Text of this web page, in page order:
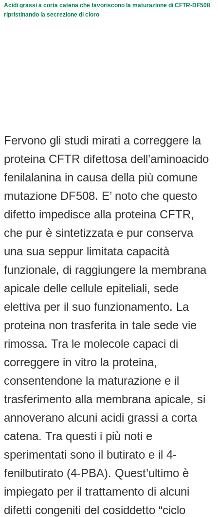
Acidi grassi a corta catena che favoriscono la maturazione di CFTR-DF508
ripristinando la secrezione di cloro
Fervono gli studi mirati a correggere la
proteina CFTR difettosa dell’aminoacido
fenilalanina in causa della più comune
mutazione DF508. E’ noto che questo
difetto impedisce alla proteina CFTR,
che pur è sintetizzata e pur conserva
una sua seppur limitata capacità
funzionale, di raggiungere la membrana
apicale delle cellule epiteliali, sede
elettiva per il suo funzionamento. La
proteina non trasferita in tale sede vie
rimossa. Tra le molecole capaci di
correggere in vitro la proteina,
consentendone la maturazione e il
trasferimento alla membrana apicale, si
annoverano alcuni acidi grassi a corta
catena. Tra questi i più noti e
sperimentati sono il butirato e il 4-
fenilbutirato (4-PBA). Quest’ultimo è
impiegato per il trattamento di alcuni
difetti congeniti del cosiddetto “ciclo